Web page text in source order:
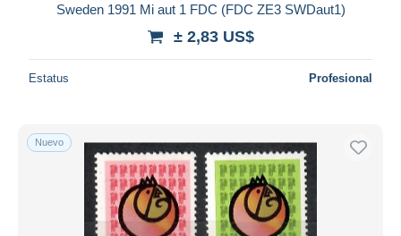
Sweden 1991 Mi aut 1 FDC (FDC ZE3 SWDaut1)
± 2,83 US$
Estatus Profesional
Nuevo